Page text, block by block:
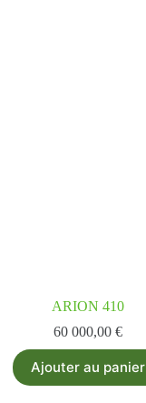
ARION 410
60 000,00 €
Ajouter au panier